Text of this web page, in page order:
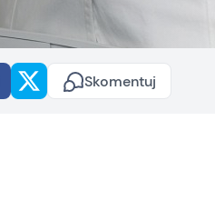
Skomentuj